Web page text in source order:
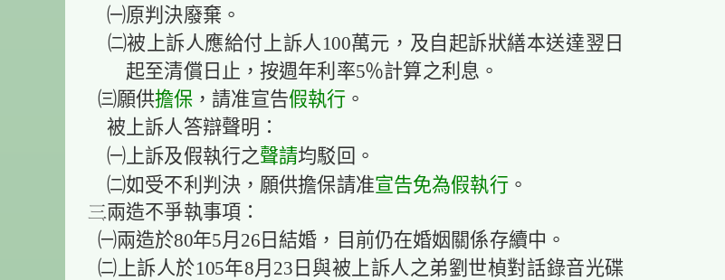
㈠原判決廢棄。
㈡被上訴人應給付上訴人100萬元，及自起訴狀繕本送達翌日
起至清償日止，按週年利率5％計算之利息。
㈢願供擔保 ，請准宣告假執行 。
被上訴人答辯聲明：
㈠上訴及假執行之聲請均駁回。
㈡如受不利判決，願供擔保請准宣告免為假執行。
兩造不爭執事項：
㈠兩造於80年5月26日結婚，目前仍在婚姻關係存續中。
㈡上訴人於105年8月23日與被上訴人之弟劉世楨對話錄音光碟